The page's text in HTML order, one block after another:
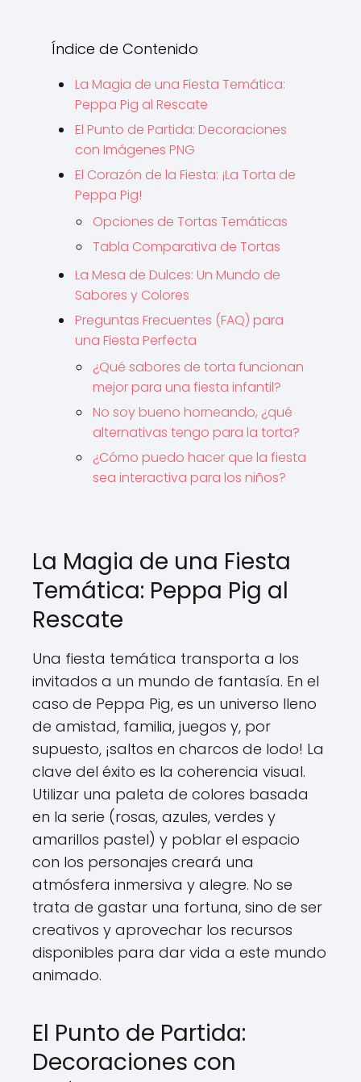
Índice de Contenido
La Magia de una Fiesta Temática:
Peppa Pig al Rescate
El Punto de Partida: Decoraciones
con Imágenes PNG
El Corazón de la Fiesta: ¡La Torta de
Peppa Pig!
Opciones de Tortas Temáticas
Tabla Comparativa de Tortas
La Mesa de Dulces: Un Mundo de
Sabores y Colores
Preguntas Frecuentes (FAQ) para
una Fiesta Perfecta
¿Qué sabores de torta funcionan
mejor para una fiesta infantil?
No soy bueno horneando, ¿qué
alternativas tengo para la torta?
¿Cómo puedo hacer que la fiesta
sea interactiva para los niños?
La Magia de una Fiesta
Temática: Peppa Pig al
Rescate
Una fiesta temática transporta a los
invitados a un mundo de fantasía. En el
caso de Peppa Pig, es un universo lleno
de amistad, familia, juegos y, por
supuesto, ¡saltos en charcos de lodo! La
clave del éxito es la coherencia visual.
Utilizar una paleta de colores basada
en la serie (rosas, azules, verdes y
amarillos pastel) y poblar el espacio
con los personajes creará una
atmósfera inmersiva y alegre. No se
trata de gastar una fortuna, sino de ser
creativos y aprovechar los recursos
disponibles para dar vida a este mundo
animado.
El Punto de Partida:
Decoraciones con